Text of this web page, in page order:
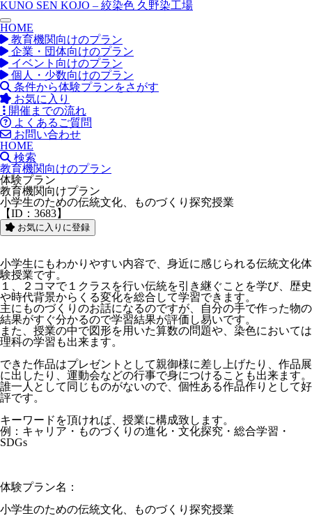
KUNO SEN KOJO – 絞染色 久野染工場
toggle navigation
HOME
教育機関向けのプラン
企業・団体向けのプラン
イベント向けのプラン
個人・少数向けのプラン
条件から体験プランをさがす
お気に入り
開催までの流れ
よくあるご質問
お問い合わせ
HOME
検索
教育機関向けのプラン
体験プラン
教育機関向けプラン
小学生のための伝統文化、ものづくり探究授業
【ID：3683】
お気に入りに登録
小学生にもわかりやすい内容で、身近に感じられる伝統文化体
験授業です。
１、２コマで１クラスを行い伝統を引き継ぐことを学び、歴史
や時代背景からくる変化を総合して学習できます。
主にものづくりのお話になるのですが、自分の手で作った物の
結果がすぐ分かるので学習結果が評価し易いです。
また、授業の中で図形を用いた算数の問題や、染色においては
理科の学習も出来ます。
できた作品はプレゼントとして親御様に差し上げたり、作品展
に出したり、運動会などの行事で身につけることも出来ます。
誰一人として同じものがないので、個性ある作品作りとして好
評です。
キーワードを頂ければ、授業に構成致します。
例：キャリア・ものづくりの進化・文化探究・総合学習・
SDGs
体験プラン名：
小学生のための伝統文化、ものづくり探究授業